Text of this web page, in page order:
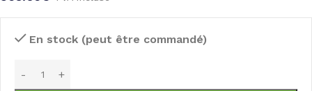
En stock (peut être commandé)